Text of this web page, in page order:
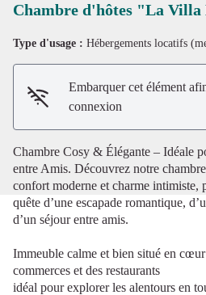
Voir
Chambre d'hôtes "La Villa
Type d'usage : Hébergements locatifs
Embarquer cet élément
connexion
Chambre Cosy & Élégante – Idéale
entre Amis. Découvrez notre
confort moderne et charme intimiste,
quête d’une escapade romantique,
d’un séjour entre amis.
Immeuble calme et bien situé en
commerces et des restaurants
idéal pour explorer les alentours en